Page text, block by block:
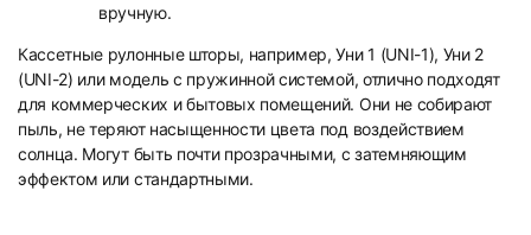
вручную.
Кассетные рулонные шторы, например, Уни 1 (UNI-1), Уни 2
(UNI-2) или модель с пружинной системой, отлично подходят
для коммерческих и бытовых помещений. Они не собирают
пыль, не теряют насыщенности цвета под воздействием
солнца. Могут быть почти прозрачными, с затемняющим
эффектом или стандартными.